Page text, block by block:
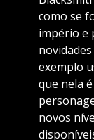
como se
império e
exemplo
que nela
novos